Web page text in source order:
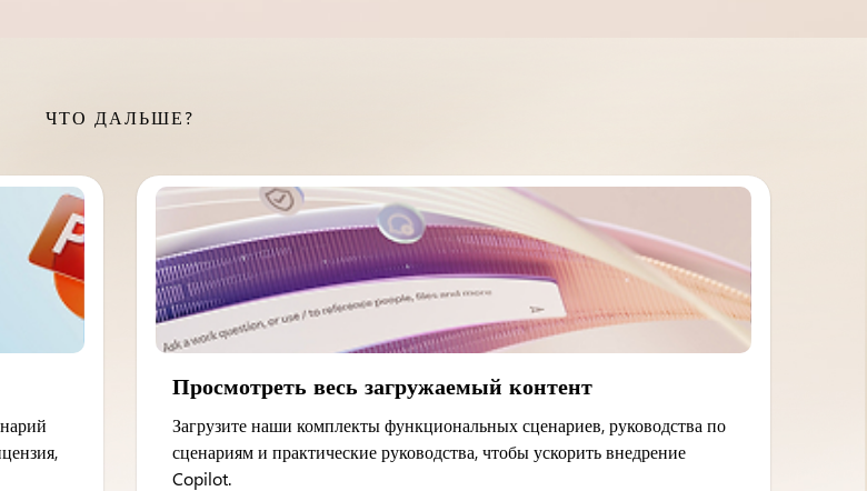
ЧТО ДАЛЬШЕ?
Просмотреть весь загружаемый контент
Загрузите наши комплекты функциональных сценариев, руководства по
сценариям и практические руководства, чтобы ускорить внедрение
Copilot.